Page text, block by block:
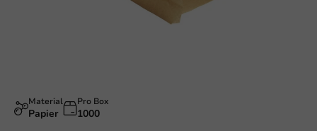
Material
Papier
Pro Box
1000